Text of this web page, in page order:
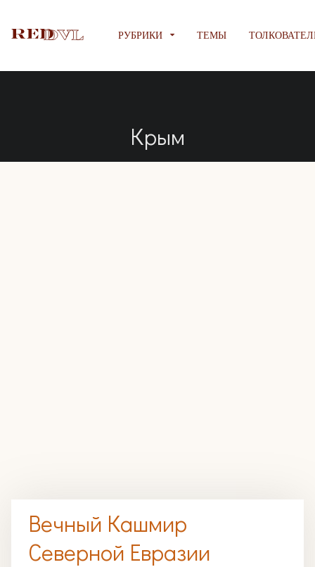
РУБРИКИ ТЕМЫ
Крым
Вечный Кашмир
Северной Евразии